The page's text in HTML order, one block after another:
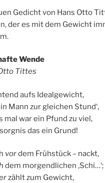
Gedicht von Hans Otto
der es mit dem Gewicht
Wende
Tittes
aufs Idealgewicht,
Mann zur gleichen Stund‘,
mal war ein Pfund zu viel,
das ein Grund!
vordem Frühstück – nackt,
dem morgendlichen ‚Schi…‘;
zählt zum Gewicht,